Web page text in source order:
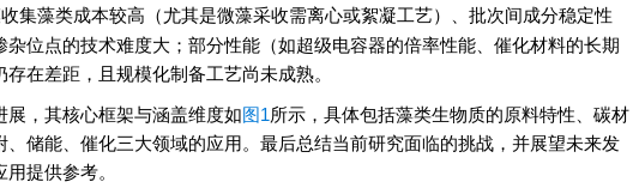
集藻类成本较高（尤其是微藻采收需离心或絮凝工艺）、批次间成分稳定性
位点的技术难度大；部分性能（如超级电容器的倍率性能、催化材料的长期
在差距，且规模化制备工艺尚未成熟。
，其核心框架与涵盖维度如图1所示，具体包括藻类生物质的原料特性、碳材
储能、催化三大领域的应用。最后总结当前研究面临的挑战，并展望未来发
提供参考。